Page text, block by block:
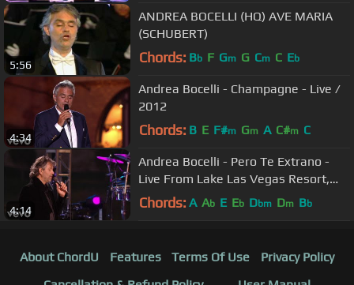
5:56
ANDREA BOCELLI (HQ) AVE MARIA
(SCHUBERT)
Chords: Bb F Gm G Cm C Eb
4:34
Andrea Bocelli - Champagne - Live /
2012
Chords: B E F#m Gm A C#m C
4:14
Andrea Bocelli - Pero Te Extrano -
Live From Lake Las Vegas Resort,
USA / 2006
Chords: A Ab E Eb Dbm Dm Bb
About ChordU Features Terms Of Use
Privacy Policy